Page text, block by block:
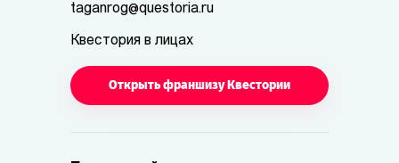
taganrog@questoria.ru
Квестория в лицах
Открыть франшизу Квестории